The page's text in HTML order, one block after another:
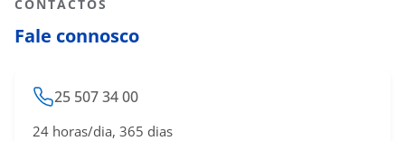
CONTACTOS
Fale connosco
25 507 34 00
24 horas/dia, 365 dias